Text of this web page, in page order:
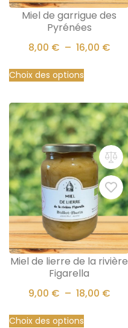
Miel de garrigue des
Pyrénées
8,00 € – 16,00 €
Choix des options
Miel de lierre de la rivière
Figarella
9,00 € – 18,00 €
Choix des options